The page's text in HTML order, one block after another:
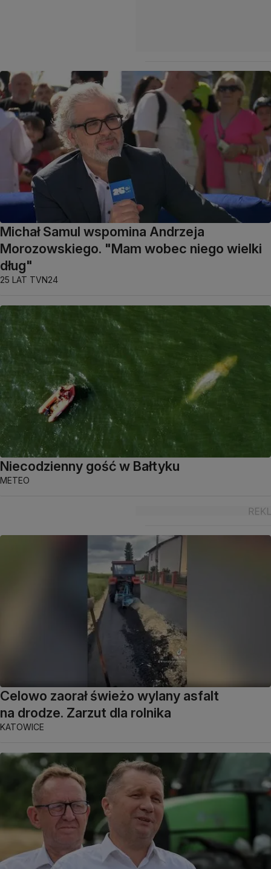
Michał Samul wspomina Andrzeja
Morozowskiego. "Mam wobec niego wielki
dług"
25 LAT TVN24
Niecodzienny gość w Bałtyku
METEO
Celowo zaorał świeżo wylany asfalt
na drodze. Zarzut dla rolnika
KATOWICE